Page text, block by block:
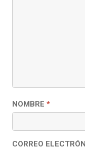
NOMBRE *
CORREO